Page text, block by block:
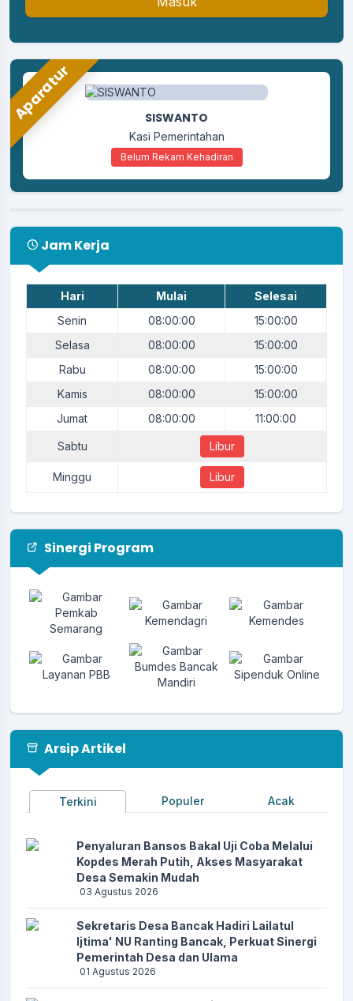
Aparatur SISWANTO
Kasi Pemerintahan
Belum Rekam Kehadiran
Jam Kerja
Hari Mulai
Selesai
Senin
08:00:00
15:00:00
Selasa
08:00:00
15:00:00
Rabu
08:00:00
15:00:00
Kamis
08:00:00
15:00:00
Jumat
08:00:00 11:00:00
Sabtu Libur
Minggu Libur
Sinergi Program
Arsip Artikel
Terkini Populer Acak
Penyaluran Bansos Bakal Uji Coba Melalui
Kopdes Merah Putih, Akses Masyarakat
Desa Semakin Mudah
03 Agustus 2026
Sekretaris Desa Bancak Hadiri Lailatul
Ijtima' NU Ranting Bancak, Perkuat Sinergi
Pemerintah Desa dan Ulama
01 Agustus 2026
13 April 2026 11:27:04
Apresiasi website desa sudah ada menu DESA ANTI
25 Maret 2026 06:03:36
Alhamdulillah.. Semoga lebih mudah dan lebih